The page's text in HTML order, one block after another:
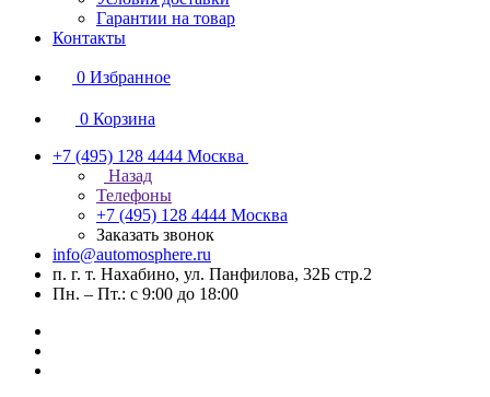
Гарантии на товар
Контакты
0 Избранное
0 Корзина
+7 (495) 128 4444 Москва
Назад
Телефоны
+7 (495) 128 4444 Москва
Заказать звонок
info@automosphere.ru
п. г. т. Нахабино, ул. Панфилова, 32Б стр.2
Пн. – Пт.: с 9:00 до 18:00